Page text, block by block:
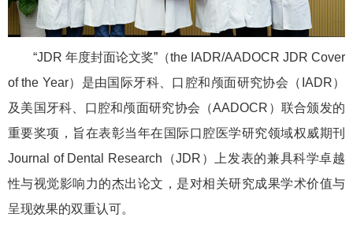
“JDR 年度封面论文奖”（the IADR/AADOCR JDR Cover
of the Year）是由国际牙科、口腔和颅面研究协会（IADR）
及美国牙科、口腔和颅面研究协会（AADOCR）联合颁发的
重要奖项，旨在表彰当年在国际口腔医学研究领域权威期刊
Journal of Dental Research（JDR）上发表的兼具科学卓越
性与视觉影响力的杰出论文，是对相关研究成果学术价值与
呈现效果的双重认可。